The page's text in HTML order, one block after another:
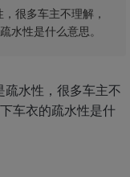
很多车主不理解，
水性是什么意思。
水性，很多车主不
车衣的疏水性是什